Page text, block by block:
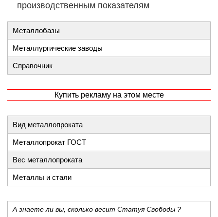
производственным показателям
Металлобазы
Металлургические заводы
Справочник
Купить рекламу на этом месте
Вид металлопроката
Металлопрокат ГОСТ
Вес металлопроката
Металлы и стали
​А знаете ли вы, сколько весит Статуя Свободы ?